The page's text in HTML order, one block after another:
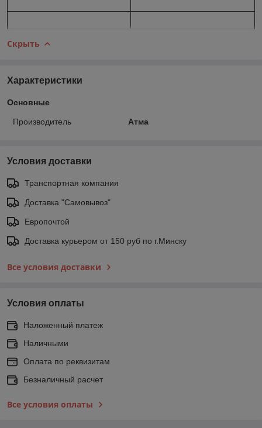
Скрыть
Характеристики
Основные
Производитель Атма
Условия доставки
Транспортная компания
Доставка "Самовывоз"
Европочтой
Доставка курьером от 150 руб по г.Минску
Все условия доставки
Условия оплаты
Наложенный платеж
Наличными
Оплата по реквизитам
Безналичный расчет
Все условия оплаты